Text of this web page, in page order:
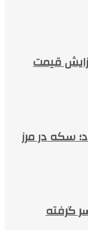
قیمت
سکه در مرز
گرفته